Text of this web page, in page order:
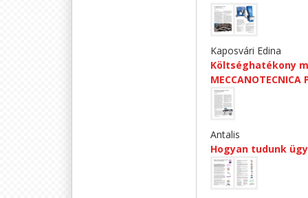
Kaposvári Edina
Költséghatékony
MECCANOTECNICA
Antalis
Hogyan tudunk